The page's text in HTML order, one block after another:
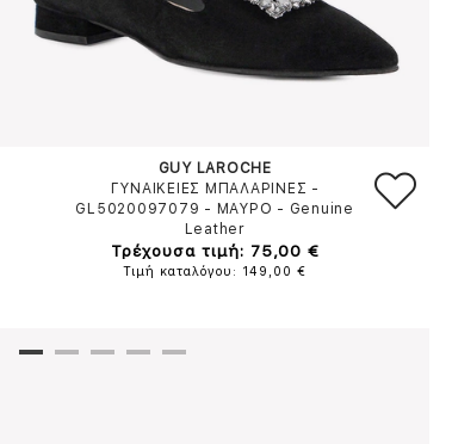
GUY LAROCHE
ΓΥΝΑΙΚΕΙΕΣ ΜΠΑΛΑΡΙΝΕΣ -
GL5020097079 - ΜΑΥΡΟ - Genuine
Leather
Τρέχουσα τιμή: 75,00 €
Τιμή καταλόγου: 149,00 €